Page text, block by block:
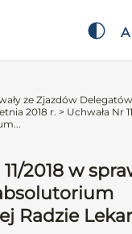
A
ze Zjazdów
2018 r. > Uchwała Nr
2018 w
Radzie